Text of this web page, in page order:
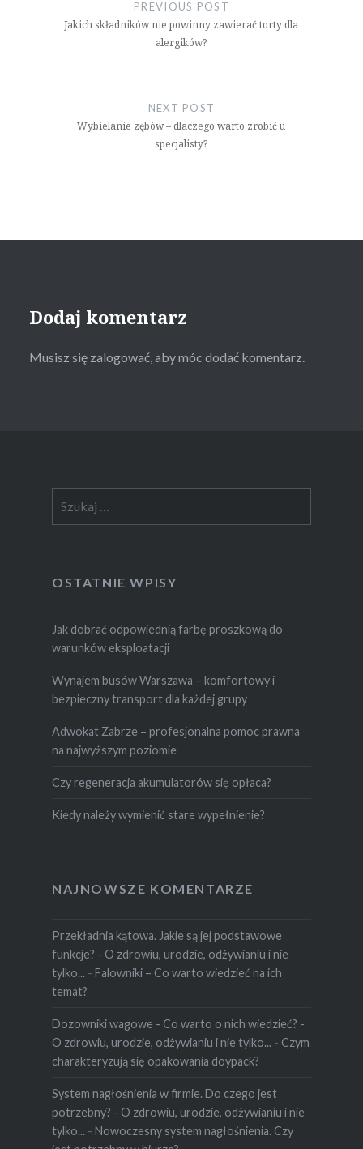
PREVIOUS POST
Jakich składników nie powinny zawierać torty dla
alergików?
NEXT POST
Wybielanie zębów – dlaczego warto zrobić u
specjalisty?
Dodaj komentarz
Musisz się zalogować, aby móc dodać komentarz.
OSTATNIE WPISY
Jak dobrać odpowiednią farbę proszkową do
warunków eksploatacji
Wynajem busów Warszawa – komfortowy i
bezpieczny transport dla każdej grupy
Adwokat Zabrze – profesjonalna pomoc prawna
na najwyższym poziomie
Czy regeneracja akumulatorów się opłaca?
Kiedy należy wymienić stare wypełnienie?
NAJNOWSZE KOMENTARZE
Przekładnia kątowa. Jakie są jej podstawowe
funkcje? - O zdrowiu, urodzie, odżywianiu i nie
tylko... - Falowniki – Co warto wiedzieć na ich
temat?
Dozowniki wagowe - Co warto o nich wiedzieć? -
O zdrowiu, urodzie, odżywianiu i nie tylko... - Czym
charakteryzują się opakowania doypack?
System nagłośnienia w firmie. Do czego jest
potrzebny? - O zdrowiu, urodzie, odżywianiu i nie
tylko... - Nowoczesny system nagłośnienia. Czy